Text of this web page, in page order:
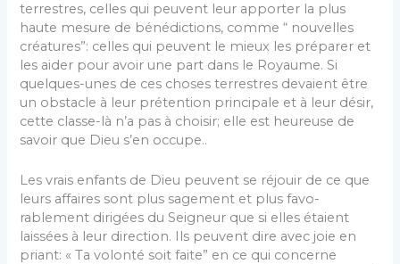
terrestres, celles qui peuvent leur apporter la plus
haute mesure de bénédictions, comme “ nouvelles
créatures”: celles qui peuvent le mieux les préparer et
les aider pour avoir une part dans le Royaume. Si
quelques-unes de ces choses terrestres devaient être
un obstacle à leur prétention principale et à leur désir,
cette classe-là n’a pas à choisir; elle est heureuse de
savoir que Dieu s’en occupe..
Les vrais enfants de Dieu peuvent se réjouir de ce que
leurs affaires sont plus sagement et plus favo­
rablement dirigées du Seigneur que si elles étaient
laissées à leur direction. Ils peuvent dire avec joie en
priant: « Ta volonté soit faite” en ce qui concerne